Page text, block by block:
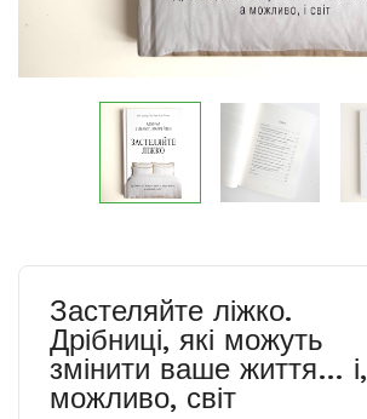
Застеляйте ліжко.
Дрібниці, які можуть
змінити ваше життя… і,
можливо, світ